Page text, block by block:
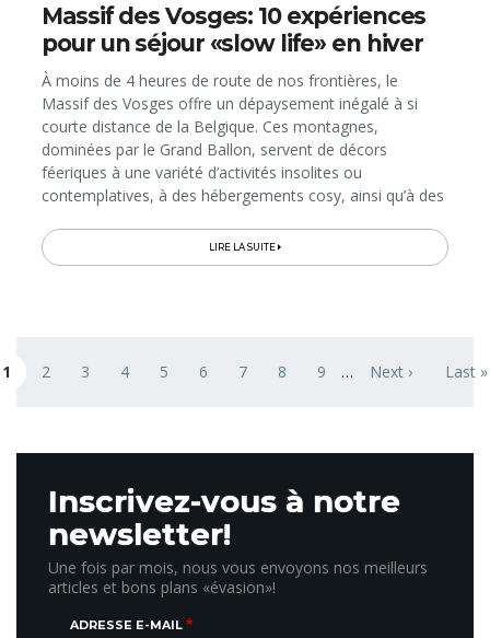
Massif des Vosges: 10 expériences
pour un séjour «slow life» en hiver
À moins de 4 heures de route de nos frontières, le
Massif des Vosges offre un dépaysement inégalé à si
courte distance de la Belgique. Ces montagnes,
dominées par le Grand Ballon, servent de décors
féeriques à une variété d’activités insolites ou
contemplatives, à des hébergements cosy, ainsi qu’à des
expériences à vivre qui vous...
LIRE LA SUITE
courante
1 Page
2 Page
3 Page
4 Page
5 Page
6 Page
7 Page
8 Page
9 … Next page
Next › Last
Last »
Inscrivez-vous à notre
newsletter!
Une fois par mois, nous vous envoyons nos meilleurs
articles et bons plans «évasion»!
ADRESSE E-MAIL